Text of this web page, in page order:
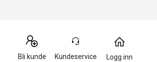
Bli kunde Kundeservice Logg inn